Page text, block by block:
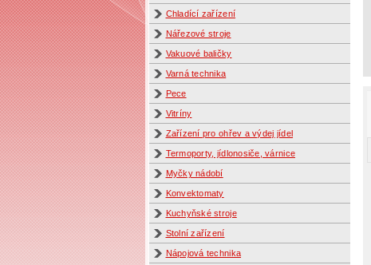
Chladící zařízení
Nářezové stroje
Vakuové baličky
Varná technika
Pece
Vitríny
Zařízení pro ohřev a výdej jídel
Termoporty, jídlonosiče, várnice
Myčky nádobí
Konvektomaty
Kuchyňské stroje
Stolní zařízení
Nápojová technika